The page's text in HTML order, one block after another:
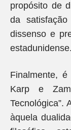
propósito de
da
dissenso e
estadunidense.
Finalmente,
Karp e
Tecnológica”.
àquela